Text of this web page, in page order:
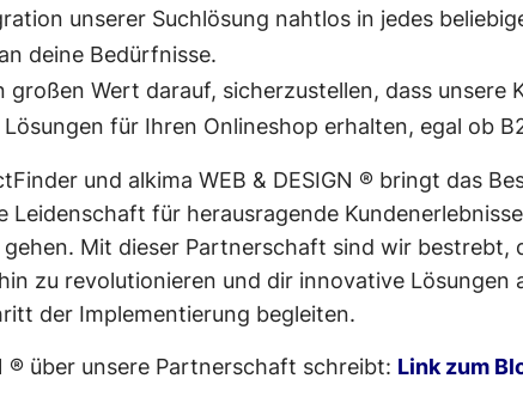
unserer Suchlösung nahtlos in jedes
deine Bedürfnisse.
großen Wert darauf, sicherzustellen, dass unsere
für Ihren Onlineshop erhalten, egal ob
und alkima WEB & DESIGN ® bringt das
Leidenschaft für herausragende
Mit dieser Partnerschaft sind wir bestrebt,
zu revolutionieren und dir innovative Lösungen
der Implementierung begleiten.
® über unsere Partnerschaft schreibt: Link zum